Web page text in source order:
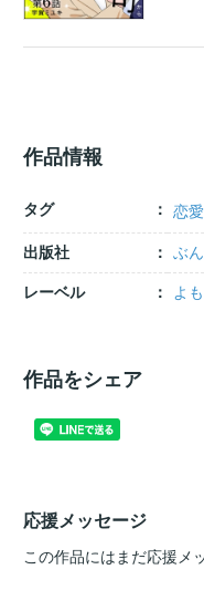
作品情報
タグ 恋愛
出版社 ぶ
レーベル よ
作品をシェア
応援メッセージ
この作品にはまだ応援メ